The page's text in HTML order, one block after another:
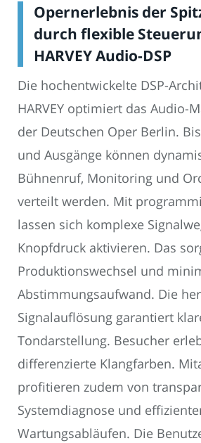
Opernerlebnis der
durch flexible
HARVEY Audio-DSP
Die hochentwickelte DSP-
HARVEY optimiert das Audio-
der Deutschen Oper Berlin.
und Ausgänge können
Bühnenruf, Monitoring und
verteilt werden. Mit
lassen sich komplexe
Knopfdruck aktivieren. Das
Produktionswechsel und
Abstimmungsaufwand. Die
Signalauflösung garantiert
Tondarstellung. Besucher
differenzierte Klangfarben.
profitieren zudem von
Systemdiagnose und
Wartungsabläufen. Die